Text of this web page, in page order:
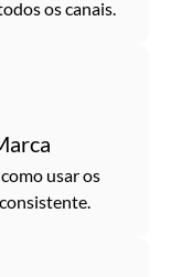
os canais.
usar os